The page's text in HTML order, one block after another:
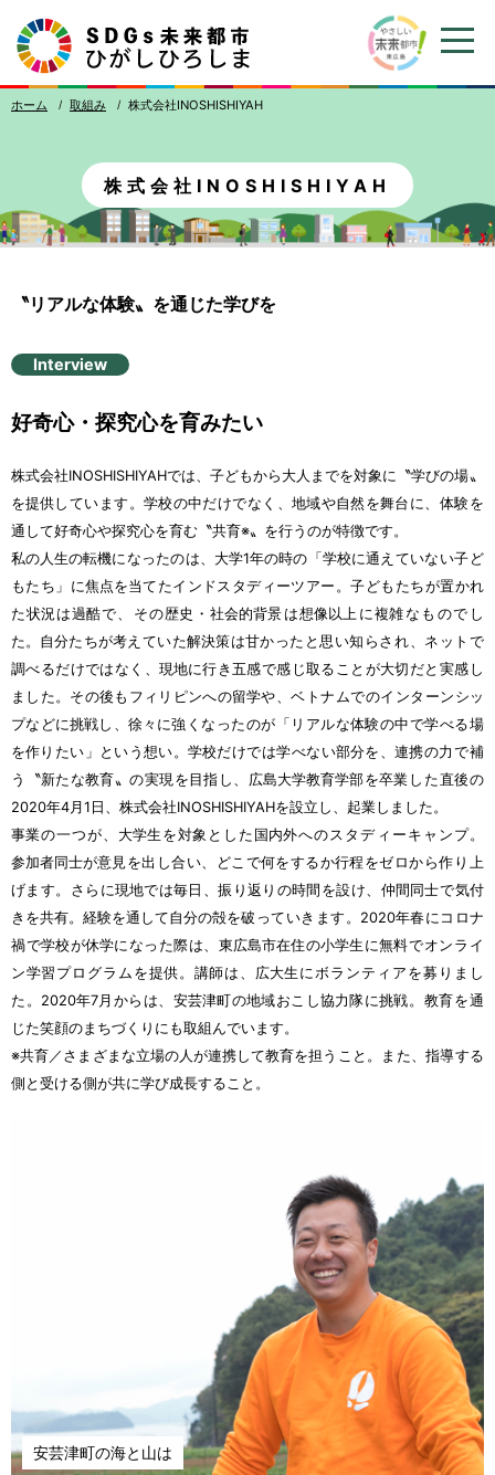
株式会社 INOSHISHIYAH
ホーム 取組み 株式会社INOSHISHIYAH
〝リアルな体験〟を通じた学びを
Interview
好奇心・ 探究心を育みたい
株式会社INOSHISHIYAHでは、 子どもから 大人 までを対象に〝学びの場〟
を提供しています。 学校の中だけでなく、 地域や自然を舞台 に、 体験を
通 して好奇心や探究心を育む〝共育※〟を行うのが特徴です。
私の人生の転機になったのは、 大学1年の時の「 学校に通 えていない子 ど
もたち」に焦点を当てたインドスタディーツアー。 子 どもたちが置かれ
た状況は過酷で、その歴史 ・ 社会的背景 は想像以上 に複雑なものでし
た。 自分たちが考えていた解決策は甘かったと 思 い知 らされ、ネットで
調べるだけではなく、 現地に行 き 五感で感 じ取ることが大切 だと 実感 し
ました。その後 もフィリピンへの留学や、ベトナムでのインターンシッ
プなどに挑戦し、 徐々 に強 くなったのが「リアルな体験の中で学べる場
を作りたい」という 想い。 学校だけでは学べない部分を、 連携の力 で補
う〝新たな教育〟の実現を 目指 し、 広島大学教育学部を卒業 した直後の
2020年4月 1 日 、 株式会社INOSHISHIYAHを設立 し、 起業しました。
事業の一つが、 大学生 を対象 とした 国内外へのスタディーキャンプ。
参加者同士が意見を出 し合い、どこで何をするか行程 をゼロから作 り 上
げます。さらに現地では毎日 、 振 り 返 りの時間 を設け、 仲間同士で気付
きを共有。 経験を通 して自分の殻を破 っていきます。2020年春にコロナ
禍で学校が休学になった際は、 東広島市在住の小学生 に無料でオンライ
ン学習 プログラムを提供。 講師は、 広大生 にボランティアを募 りまし
た。2020年7月 からは、 安芸津町の地域おこし協力隊に挑戦。 教育を通
じた笑顔のまちづくりにも取組 んでいます。
※共育／さまざまな立場の人が連携して教育を担 うこと。また、 指導する
側 と 受ける側 が共に学び成長すること。
安芸津町の海と 山は